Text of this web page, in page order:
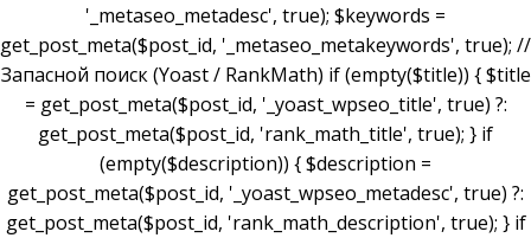
'_metaseo_metadesc', true); $keywords =
get_post_meta($post_id, '_metaseo_metakeywords', true); //
Запасной поиск (Yoast / RankMath) if (empty($title)) { $title
= get_post_meta($post_id, '_yoast_wpseo_title', true) ?:
get_post_meta($post_id, 'rank_math_title', true); } if
(empty($description)) { $description =
get_post_meta($post_id, '_yoast_wpseo_metadesc', true) ?:
get_post_meta($post_id, 'rank_math_description', true); } if